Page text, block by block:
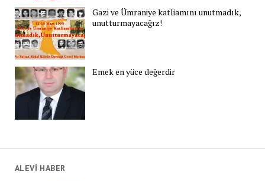
Gazi ve Ümraniye katliamını unutmadık,
unutturmayacağız!
Emek en yüce değerdir
ALEVİ HABER